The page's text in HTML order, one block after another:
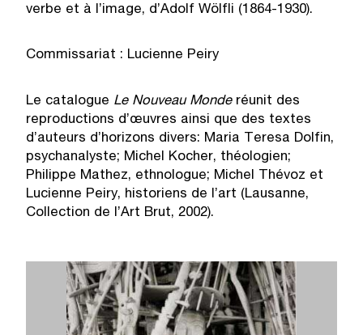
verbe et à l’image, d’Adolf Wölfli (1864-1930).
Commissariat : Lucienne Peiry
Le catalogue Le Nouveau Monderéunit des
reproductions d’œuvres ainsi que des textes
d’auteurs d’horizons divers: Maria Teresa Dolfin,
psychanalyste; Michel Kocher, théologien;
Philippe Mathez, ethnologue; Michel Thévoz et
Lucienne Peiry, historiens de l’art (Lausanne,
Collection de l’Art Brut, 2002).